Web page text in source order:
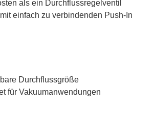
als ein Durchflussregelventil
einfach zu verbindenden Push-In
Durchflussgröße
für Vakuumanwendungen